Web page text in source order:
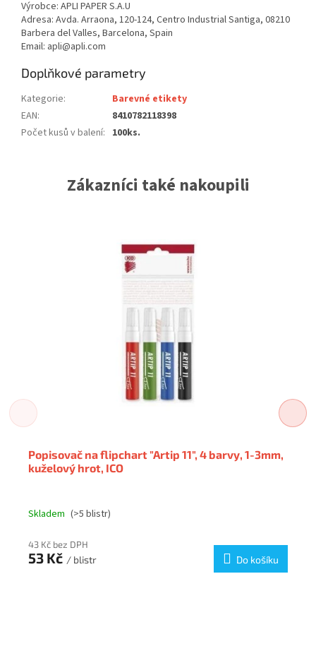
Výrobce: APLI PAPER S.A.U
Adresa: Avda. Arraona, 120-124, Centro Industrial Santiga, 08210
Barbera del Valles, Barcelona, Spain
Email: apli@apli.com
Doplňkové parametry
Kategorie:
Barevné etikety
EAN:
8410782118398
Počet kusů v balení: 100ks.
Zákazníci také nakoupili
Popisovač na flipchart "Artip 11", 4 barvy, 1-3mm,
kuželový hrot, ICO
Skladem (>5 blistr)
43 Kč bez DPH
53 Kč / blistr Do košíku